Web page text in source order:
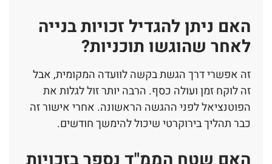
האם ניתן להגדיל זכויות בנייה
לאחר שהוגשו תוכניות?
זה אפשרי דרך הגשת בקשה לוועדה המקומית, אבל
זה לוקח זמן ועולה כסף. הרבה יותר זול לגלות את
הפוטנציאל לפני ההגשה הראשונה. אחרי אישור זה
כבר תהליך בירוקרטי שיכול להימשך חודשים.